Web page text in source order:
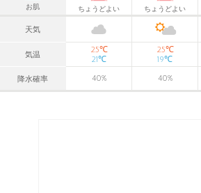
お肌 ちょうどよい ちょうどよい
天気
気温
25℃
21℃
25℃
19℃
降水確率 40% 40%